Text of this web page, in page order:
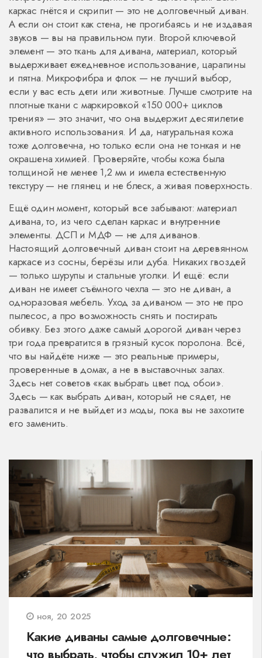
каркас гнётся и скрипит — это не долговечный диван.
А если он стоит как стена, не прогибаясь и не издавая
звуков — вы на правильном пути. Второй ключевой
элемент — этоткань для дивана, материал, который
выдерживает ежедневное использование, царапины
и пятна.Микрофибра и флок— не лучший выбор,
если у вас есть дети или животные. Лучше смотрите на
плотные ткани с маркировкой «150 000+ циклов
трения» — это значит, что она выдержит десятилетие
активного использования. И да, натуральная кожа
тоже долговечна, но только если она не тонкая и не
окрашена химией. Проверяйте, чтобы кожа была
толщиной не менее 1,2 мм и имела естественную
текстуру — не глянец и не блеск, а живая поверхность.
Ещё один момент, который все забывают:материал
дивана,то, из чего сделан каркас и внутренние
элементы.ДСП и МДФ — не для диванов.
Настоящий долговечный диван стоит на деревянном
каркасе из сосны, берёзы или дуба. Никаких гвоздей
— только шурупы и стальные уголки. И ещё: если
диван не имеет съёмного чехла — это не диван, а
одноразовая мебель. Уход за диваном — это не про
пылесос, а про возможность снять и постирать
обивку. Без этого даже самый дорогой диван через
три года превратится в грязный кусок поролона. Всё,
что вы найдёте ниже — это реальные примеры,
проверенные в домах, а не в выставочных залах.
Здесь нет советов «как выбрать цвет под обои».
Здесь — как выбрать диван, который не сядет, не
развалится и не выйдет из моды, пока вы не захотите
его заменить.
ноя, 20 2025
Какие диваны самые долговечные:
что выбрать, чтобы служил 10+ лет